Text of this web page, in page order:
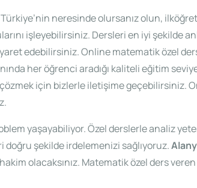
neresinde olursanız olun,
işleyebilirsiniz. Dersleri en iyi şekilde
edebilirsiniz. Online matematik özel
her öğrenci aradığı kaliteli eğitim
için bizlerle iletişime geçebilirsiniz.
yaşayabiliyor. Özel derslerle analiz
şekilde irdelemenizi sağlıyoruz.
olacaksınız. Matematik özel ders